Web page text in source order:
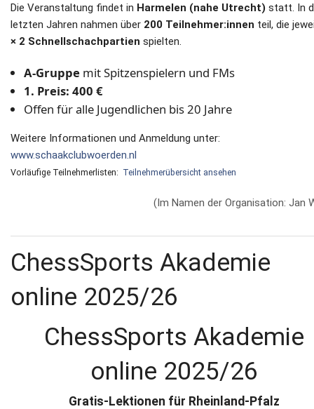
Die Veranstaltung findet in Harmelen (nahe Utrecht) statt. In
letzten Jahren nahmen über 200 Teilnehmer:innen teil, die
× 2 Schnellschachpartien spielten.
A-Gruppe mit Spitzenspielern und FMs
1. Preis: 400 €
Offen für alle Jugendlichen bis 20 Jahre
Weitere Informationen und Anmeldung unter:
www.schaakclubwoerden.nl
Vorläufige Teilnehmerlisten: Teilnehmerübersicht ansehen
(Im Namen der Organisation: Jan
ChessSports Akademie
online 2025/26
ChessSports Akademie
online 2025/26
Gratis-Lektionen für Rheinland-Pfalz